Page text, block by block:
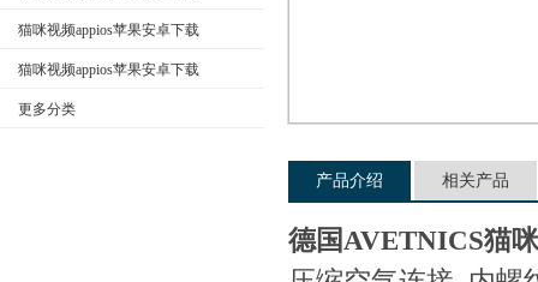
AVENTICS气缸
猫咪视频appios苹果安卓下载
AVENTICS接头
猫咪视频appios苹果安卓下载
AVENTICS气动元件
更多分类
产品介绍 相关产品
德国AVETNICS猫